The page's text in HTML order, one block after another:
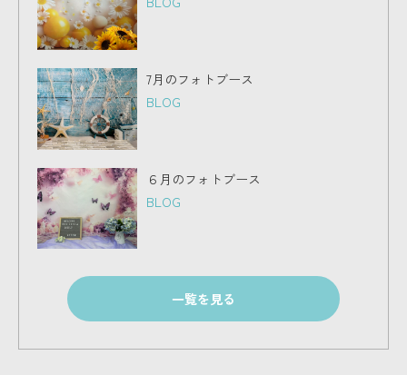
7月のフォトブース
BLOG
６月のフォトブース
BLOG
一覧を見る